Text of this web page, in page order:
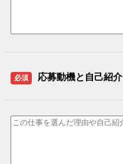
必須 応募動機と自己紹介